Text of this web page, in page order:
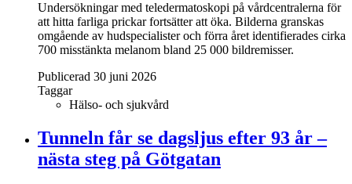
Undersökningar med teledermatoskopi på vårdcentralerna för
att hitta farliga prickar fortsätter att öka. Bilderna granskas
omgående av hudspecialister och förra året identifierades cirka
700 misstänkta melanom bland 25 000 bildremisser.
Publicerad 30 juni 2026
Taggar
Hälso- och sjukvård
Tunneln får se dagsljus efter 93 år –
nästa steg på Götgatan